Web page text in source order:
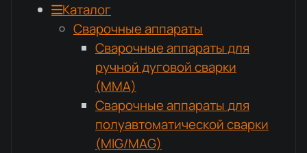
Каталог
Сварочные аппараты
Сварочные аппараты для
ручной дуговой сварки
(MMA)
Сварочные аппараты для
полуавтоматической сварки
(MIG/MAG)